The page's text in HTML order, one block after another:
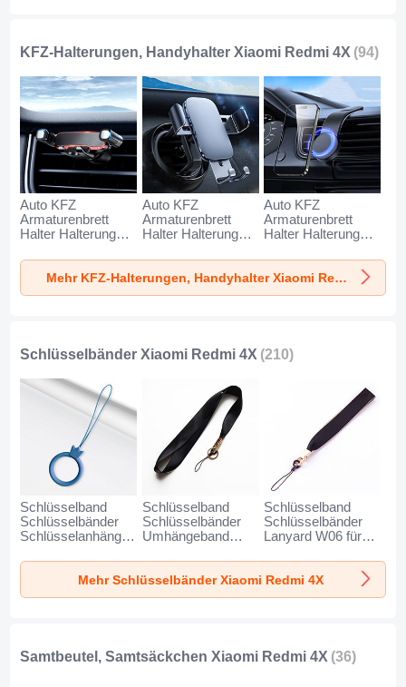
KFZ-Halterungen, Handyhalter Xiaomi Redmi 4X (94)
Auto KFZ
Armaturenbrett
Halter Halterung
AutoHalter
Halterungung
Handy BS6 für
Auto KFZ
Armaturenbrett
Halter Halterung
AutoHalter
Halterungung
Handy BS3 für
Auto KFZ
Armaturenbrett
Halter Halterung
AutoHalter
Halterungung
Magnet Handy BS1
Mehr KFZ-Halterungen, Handyhalter Xiaomi Redmi 4X
Schlüsselbänder Xiaomi Redmi 4X (210)
Schlüsselband
Schlüsselbänder
Schlüsselanhänger
für Xiaomi Redmi
Schlüsselband
Schlüsselbänder
Umhängeband
Xiaomi Redmi 4X
Schwarz
Schlüsselband
Schlüsselbänder
Lanyard W06 für
Schwarz
Mehr Schlüsselbänder Xiaomi Redmi 4X
Samtbeutel, Samtsäckchen Xiaomi Redmi 4X (36)